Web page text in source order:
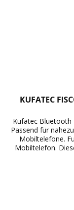
KUFATEC
Kufatec Bluetooth
Passend für
Mobiltelefone.
Mobiltelefon.